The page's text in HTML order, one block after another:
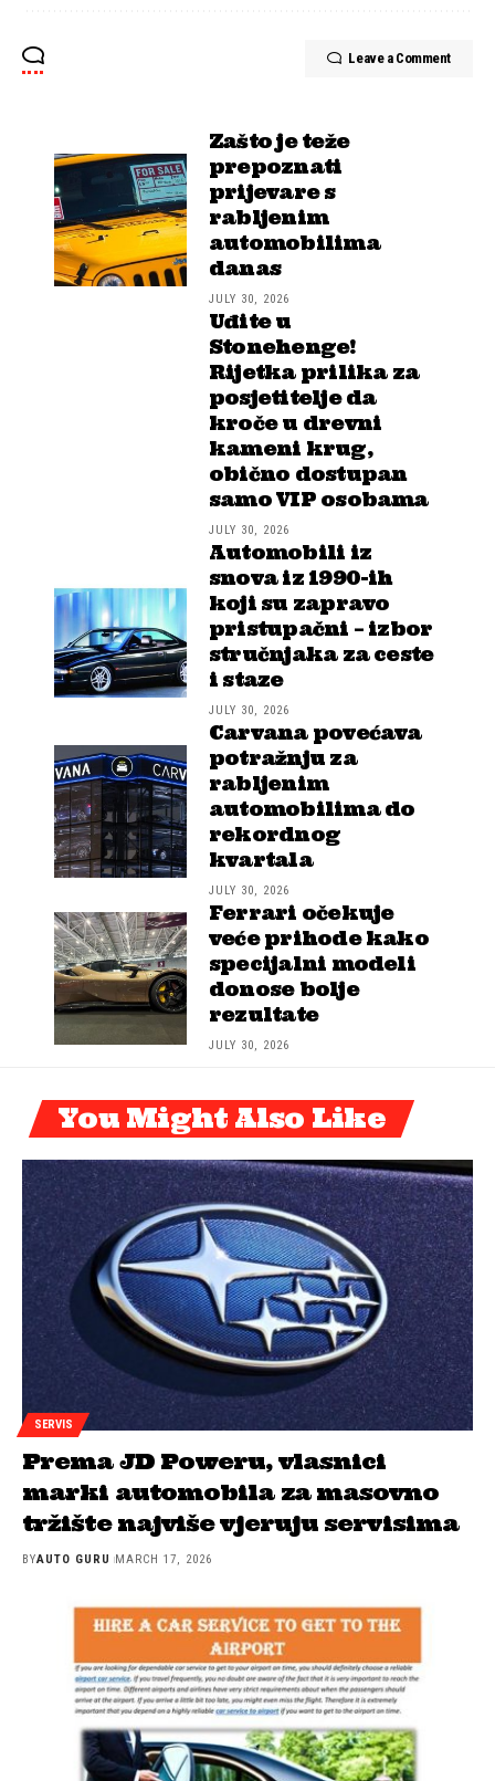
Leave a Comment
Zašto je teže
prepoznati
prijevare s
rabljenim
automobilima
danas
JULY 30, 2026
Uđite u
Stonehenge!
Rijetka prilika za
posjetitelje da
kroče u drevni
kameni krug,
obično dostupan
samo VIP osobama
JULY 30, 2026
Automobili iz
snova iz 1990-ih
koji su zapravo
pristupačni – izbor
stručnjaka za ceste
i staze
JULY 30, 2026
Carvana povećava
potražnju za
rabljenim
automobilima do
rekordnog
kvartala
JULY 30, 2026
Ferrari očekuje
veće prihode kako
specijalni modeli
donose bolje
rezultate
JULY 30, 2026
You Might Also Like
SERVIS
Prema JD Poweru, vlasnici
marki automobila za masovno
tržište najviše vjeruju servisima
BYAUTO GURU MARCH 17, 2026